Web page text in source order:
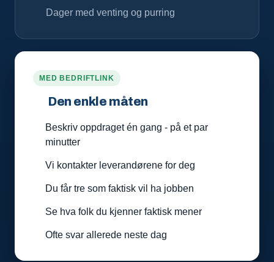
Dager med venting og purring
MED BEDRIFTLINK
Den enkle måten
Beskriv oppdraget én gang - på et par
minutter
Vi kontakter leverandørene for deg
Du får tre som faktisk vil ha jobben
Se hva folk du kjenner faktisk mener
Ofte svar allerede neste dag